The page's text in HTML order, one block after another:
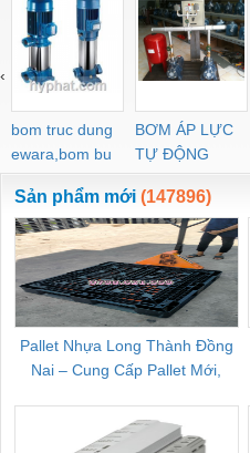
bom truc dung
ewara,bom bu
ewara
BƠM ÁP LỰC
TỰ ĐỘNG
‹
Sản phẩm mới (147896)
Pallet Nhựa Long Thành Đồng
Nai – Cung Cấp Pallet Mới,